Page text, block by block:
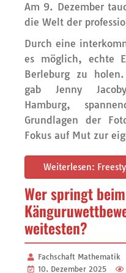
Am 9. Dezember
die Welt der
Durch eine
es möglich, echte
Berleburg zu
gab Jenny
Hamburg,
Grundlagen der
Fokus auf Mut zur
Weiterlesen:
Wer springt beim
weitesten?
Fachschaft Mathematik
10. Dezember 2025